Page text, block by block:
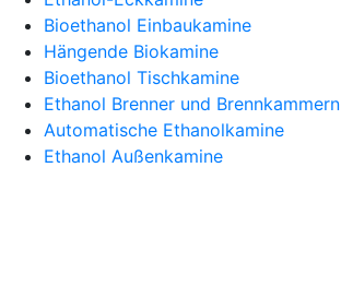
Bioethanol Einbaukamine
Hängende Biokamine
Bioethanol Tischkamine
Ethanol Brenner und Brennkammern
Automatische Ethanolkamine
Ethanol Außenkamine